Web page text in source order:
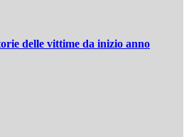
delle vittime da inizio anno